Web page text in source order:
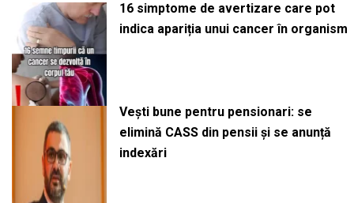
16 simptome de avertizare care pot
indica apariția unui cancer în organism
Vești bune pentru pensionari: se
elimină CASS din pensii și se anunță
indexări